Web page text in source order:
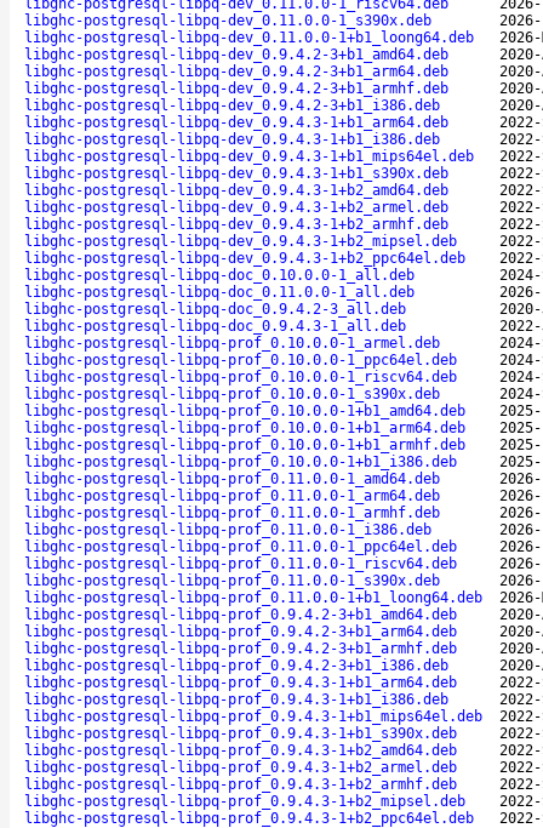
libghc-postgresql-libpq-dev_0.11.0.0-1_riscv64.deb
libghc-postgresql-libpq-dev_0.11.0.0-1_s390x.deb
libghc-postgresql-libpq-dev_0.11.0.0-1+b1_loong64.deb
libghc-postgresql-libpq-dev_0.9.4.2-3+b1_amd64.deb
libghc-postgresql-libpq-dev_0.9.4.2-3+b1_arm64.deb
libghc-postgresql-libpq-dev_0.9.4.2-3+b1_armhf.deb
libghc-postgresql-libpq-dev_0.9.4.2-3+b1_i386.deb
libghc-postgresql-libpq-dev_0.9.4.3-1+b1_arm64.deb
libghc-postgresql-libpq-dev_0.9.4.3-1+b1_i386.deb
libghc-postgresql-libpq-dev_0.9.4.3-1+b1_mips64el.deb
libghc-postgresql-libpq-dev_0.9.4.3-1+b1_s390x.deb
libghc-postgresql-libpq-dev_0.9.4.3-1+b2_amd64.deb
libghc-postgresql-libpq-dev_0.9.4.3-1+b2_armel.deb
libghc-postgresql-libpq-dev_0.9.4.3-1+b2_armhf.deb
libghc-postgresql-libpq-dev_0.9.4.3-1+b2_mipsel.deb
libghc-postgresql-libpq-dev_0.9.4.3-1+b2_ppc64el.deb
libghc-postgresql-libpq-doc_0.10.0.0-1_all.deb
libghc-postgresql-libpq-doc_0.11.0.0-1_all.deb
libghc-postgresql-libpq-doc_0.9.4.2-3_all.deb
libghc-postgresql-libpq-doc_0.9.4.3-1_all.deb
libghc-postgresql-libpq-prof_0.10.0.0-1_armel.deb
libghc-postgresql-libpq-prof_0.10.0.0-1_ppc64el.deb
libghc-postgresql-libpq-prof_0.10.0.0-1_riscv64.deb
libghc-postgresql-libpq-prof_0.10.0.0-1_s390x.deb
libghc-postgresql-libpq-prof_0.10.0.0-1+b1_amd64.deb
libghc-postgresql-libpq-prof_0.10.0.0-1+b1_arm64.deb
libghc-postgresql-libpq-prof_0.10.0.0-1+b1_armhf.deb
libghc-postgresql-libpq-prof_0.10.0.0-1+b1_i386.deb
libghc-postgresql-libpq-prof_0.11.0.0-1_amd64.deb
libghc-postgresql-libpq-prof_0.11.0.0-1_arm64.deb
libghc-postgresql-libpq-prof_0.11.0.0-1_armhf.deb
libghc-postgresql-libpq-prof_0.11.0.0-1_i386.deb
libghc-postgresql-libpq-prof_0.11.0.0-1_ppc64el.deb
libghc-postgresql-libpq-prof_0.11.0.0-1_riscv64.deb
libghc-postgresql-libpq-prof_0.11.0.0-1_s390x.deb
libghc-postgresql-libpq-prof_0.11.0.0-1+b1_loong64.deb
libghc-postgresql-libpq-prof_0.9.4.2-3+b1_amd64.deb
libghc-postgresql-libpq-prof_0.9.4.2-3+b1_arm64.deb
libghc-postgresql-libpq-prof_0.9.4.2-3+b1_armhf.deb
libghc-postgresql-libpq-prof_0.9.4.2-3+b1_i386.deb
libghc-postgresql-libpq-prof_0.9.4.3-1+b1_arm64.deb
libghc-postgresql-libpq-prof_0.9.4.3-1+b1_i386.deb
libghc-postgresql-libpq-prof_0.9.4.3-1+b1_mips64el.deb
libghc-postgresql-libpq-prof_0.9.4.3-1+b1_s390x.deb
libghc-postgresql-libpq-prof_0.9.4.3-1+b2_amd64.deb
libghc-postgresql-libpq-prof_0.9.4.3-1+b2_armel.deb
libghc-postgresql-libpq-prof_0.9.4.3-1+b2_armhf.deb
libghc-postgresql-libpq-prof_0.9.4.3-1+b2_mipsel.deb
libghc-postgresql-libpq-prof_0.9.4.3-1+b2_ppc64el.deb